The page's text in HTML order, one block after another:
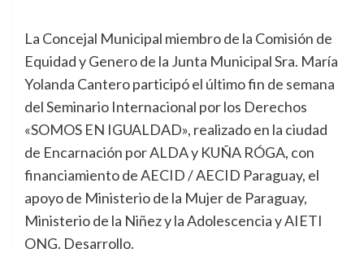
La Concejal Municipal miembro de la Comisión de
Equidad y Genero de la Junta Municipal Sra. María
Yolanda Cantero participó el último fin de semana
del Seminario Internacional por los Derechos
«SOMOS EN IGUALDAD», realizado en la ciudad
de Encarnación por ALDA y KUÑA RÓGA, con
financiamiento de AECID / AECID Paraguay, el
apoyo de Ministerio de la Mujer de Paraguay,
Ministerio de la Niñez y la Adolescencia y AIETI
ONG. Desarrollo.